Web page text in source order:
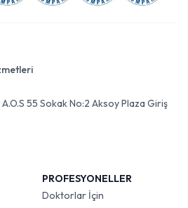
55 Sokak No:2 Aksoy Plaza Giriş
PROFESYONELLER
Doktorlar İçin